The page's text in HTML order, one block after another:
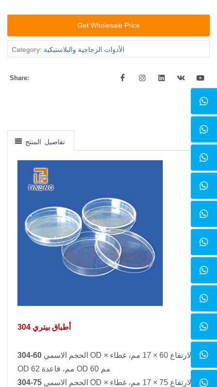
Get Wholesale Price
Category: الأدوات الزجاجية والبلاستيكية
Share:
تفاصيل المنتج
304 أطباق بيتري
304-60
OD 62 مم، قاعدة OD 60 مم
304-75